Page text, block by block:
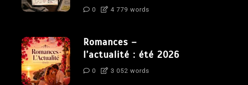
0 4 779 words
Romances –
l’actualité : été 2026
0 3 052 words